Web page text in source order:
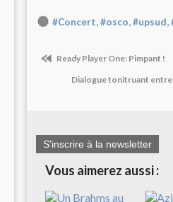
#Concert,#osco,#upsud,
Ready Player One: Pimpant !
Dialogue tonitruant entre
S'inscrire à la newsletter
Vous aimerez aussi :